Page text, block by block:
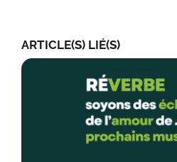
ARTICLE(S) LIÉ(S)